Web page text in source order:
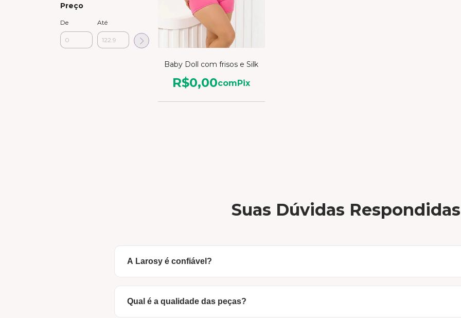
Preço
De Até
Baby Doll com frisos e Silk
R$0,00comPix
Suas Dúvidas Respondidas
A Larosy é confiável?
somos apenas uma loja virtual; temos lojas físicas e fabricação própria. Ao comprar
Qual é a qualidade das peças?